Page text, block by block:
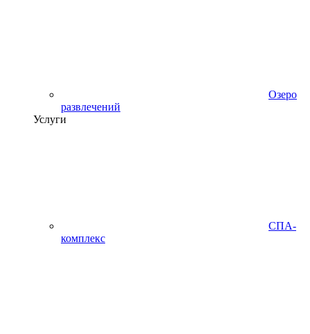
Озеро
развлечений
Услуги
СПА-
комплекс